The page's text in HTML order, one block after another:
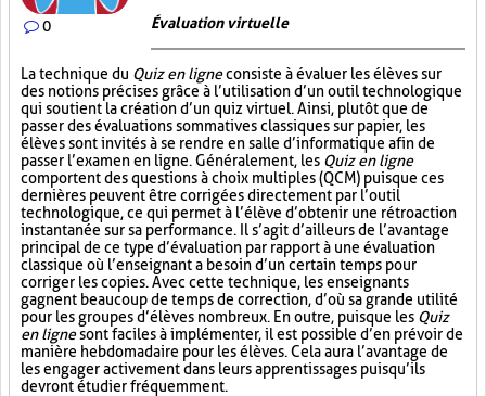
0 Évaluation virtuelle
La technique du Quiz en ligneconsiste à évaluer les élèves sur
des notions précises grâce à l’utilisation d’un outil technologique
qui soutient la création d’un quiz virtuel. Ainsi, plutôt que de
passer des évaluations sommatives classiques sur papier, les
élèves sont invités à se rendre en salle d’informatique afin de
passer l’examen en ligne. Généralement, les Quiz en ligne
comportent des questions à choix multiples (QCM) puisque ces
dernières peuvent être corrigées directement par l’outil
technologique, ce qui permet à l’élève d’obtenir une rétroaction
instantanée sur sa performance. Il s’agit d’ailleurs de l’avantage
principal de ce type d’évaluation par rapport à une évaluation
classique où l’enseignant a besoin d’un certain temps pour
corriger les copies. Avec cette technique, les enseignants
gagnent beaucoup de temps de correction, d’où sa grande utilité
pour les groupes d’élèves nombreux. En outre, puisque les Quiz
en lignesont faciles à implémenter, il est possible d’en prévoir de
manière hebdomadaire pour les élèves. Cela aura l’avantage de
les engager activement dans leurs apprentissages puisqu’ils
devront étudier fréquemment.